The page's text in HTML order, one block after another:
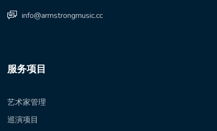
info@armstrongmusic.cc
服务项目
艺术家管理
巡演项目